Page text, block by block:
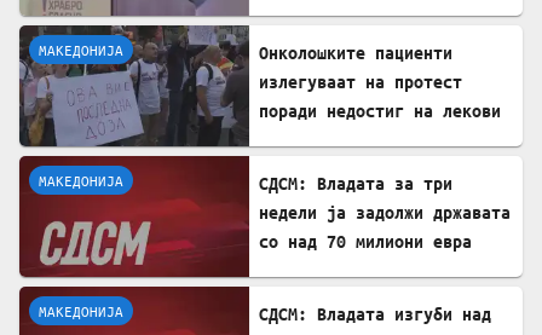
МАКЕДОНИЈА
Онколошките пациенти
излегуваат на протест
поради недостиг на лекови
МАКЕДОНИЈА
СДСМ: Владата за три
недели ја задолжи државата
со над 70 милиони евра
МАКЕДОНИЈА
СДСМ: Владата изгуби над